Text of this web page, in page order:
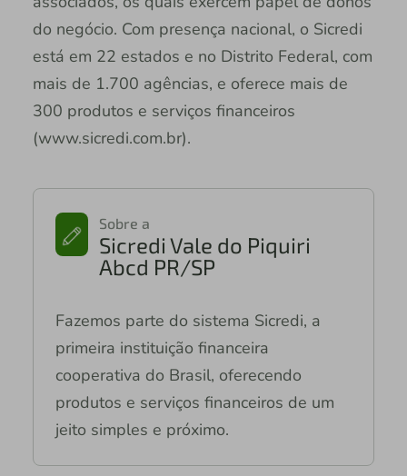
do negócio. Com presença nacional, o Sicredi
está em 22 estados e no Distrito Federal, com
mais de 1.700 agências, e oferece mais de
300 produtos e serviços financeiros
(www.sicredi.com.br).
Sobre a
Sicredi Vale do Piquiri
Abcd PR/SP
Fazemos parte do sistema Sicredi, a
primeira instituição financeira
cooperativa do Brasil, oferecendo
produtos e serviços financeiros de um
jeito simples e próximo.